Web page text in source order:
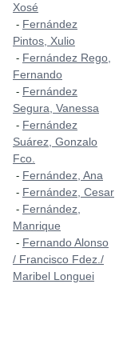
Xosé
- Fernández
Pintos, Xulio
- Fernández Rego,
Fernando
- Fernández
Segura, Vanessa
- Fernández
Suárez, Gonzalo
Fco.
- Fernández, Ana
- Fernández, Cesar
- Fernández,
Manrique
- Fernando Alonso
/ Francisco Fdez./
Maribel Longuei